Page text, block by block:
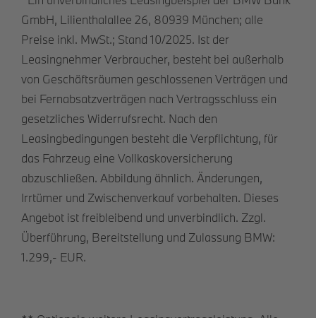
GmbH, Lilienthalallee 26, 80939 München; alle
Preise inkl. MwSt.; Stand 10/2025. Ist der
Leasingnehmer Verbraucher, besteht bei außerhalb
von Geschäftsräumen geschlossenen Verträgen und
bei Fernabsatzverträgen nach Vertragsschluss ein
gesetzliches Widerrufsrecht. Nach den
Leasingbedingungen besteht die Verpflichtung, für
das Fahrzeug eine Vollkaskoversicherung
abzuschließen. Abbildung ähnlich. Änderungen,
Irrtümer und Zwischenverkauf vorbehalten. Dieses
Angebot ist freibleibend und unverbindlich. Zzgl.
Überführung, Bereitstellung und Zulassung BMW:
1.299,- EUR.